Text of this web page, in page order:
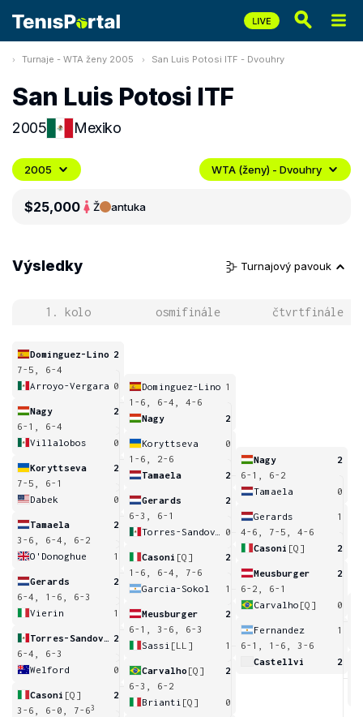
Turnaje - WTA ženy 2005 San Luis Potosi ITF - Dvouhry
San Luis Potosi ITF
2005 Mexiko
2005 WTA (ženy) - Dvouhry
$25,000 Ž antuka
Výsledky Turnajový pavouk
1. kolo osmifinále čtvrtfinále
Dominguez-Lino 2
7-5, 6-4
Arroyo-Vergara 0
Nagy
2
6-1, 6-4
Villalobos
0
Koryttseva
2
7-5, 6-1
Dabek
0
Tamaela
2
3-6, 6-4, 6-2
O'Donoghue
1
Gerards
2
6-4, 1-6, 6-3
Vierin
1
2
6-4, 6-3
Welford
0
Casoni [Q]
2
3-6, 6-0, 7-63
Dominguez-Lino 1
1-6, 6-4, 4-6
Nagy
2
Koryttseva
0
1-6, 2-6
Tamaela
2
Gerards
2
6-3, 6-1
0
Casoni [Q]
2
1-6, 6-4, 7-6
Garcia-Sokol
1
Meusburger
2
6-1, 3-6, 6-3
Sassi [LL] 1
Carvalho [Q]
2
6-3, 6-2
Brianti [Q] 0
Nagy
2
6-1, 6-2
Tamaela
0
Gerards
1
4-6, 7-5, 4-6
Casoni [Q] 2
Meusburger
2
6-2, 6-1
Carvalho [Q] 0
Fernandez
1
6-1, 1-6, 3-6
Castellvi
2